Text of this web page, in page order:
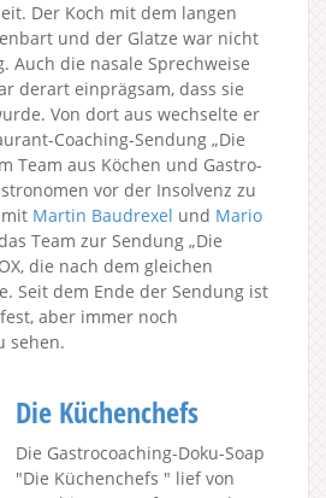
Der Koch mit dem langen
und der Glatze war nicht
Auch die nasale Sprechweise
derart einprägsam, dass sie
Von dort aus wechselte er
Coaching-Sendung „Die
Team aus Köchen und Gastro-
vor der Insolvenz zu
Martin Baudrexel und Mario
Team zur Sendung „Die
die nach dem gleichen
Seit dem Ende der Sendung ist
aber immer noch
sehen.
Die Küchenchefs
Die Gastrocoaching-Doku-Soap
"Die Küchenchefs " lief von